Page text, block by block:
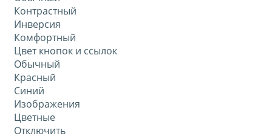
Контрастный
Инверсия
Комфортный
Цвет кнопок и ссылок
Обычный
Красный
Синий
Изображения
Цветные
Отключить